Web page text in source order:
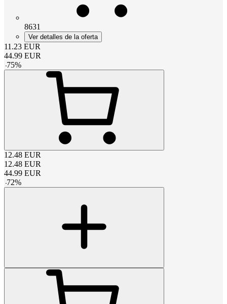
8631
Ver detalles de la oferta
11.23 EUR
44.99 EUR
-75%
12.48 EUR
12.48 EUR
44.99 EUR
-72%